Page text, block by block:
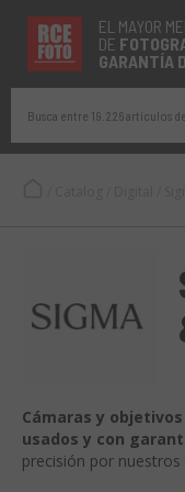
EL MAYOR
DE
GARANTÍA
Busca entre 19.226 artículos
Cámaras y
usados y con
precisión por nuestros